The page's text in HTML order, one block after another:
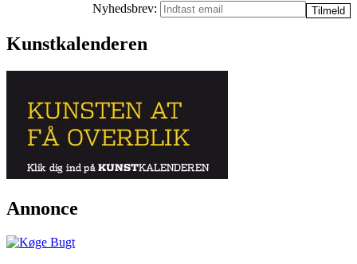
Nyhedsbrev:
Kunstkalenderen
Annonce